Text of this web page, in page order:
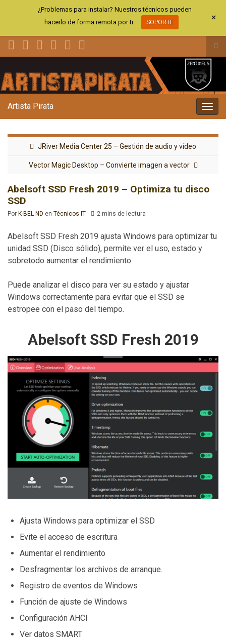
el
la
Artista Pirata
JRiver Media Center 25 – Gestión de audio y vídeo
Vector Magic Desktop – Convierte imagen a vector
Abelsoft SSD Fresh 2019 – Optimiza tu disco
SSD
Por K-BEL ND en Técnicos IT 2 mins de lectura
Abelsoft SSD Fresh 2019 ajusta Windows para optimizar tu
unidad SSD (Disco sólido), permite ver el uso, estado y
sobretodo aumentar el rendimiento.
Puede analizar el disco para ver su estado y ajustar
Windows correctamente para evitar que el SSD se
estropee con el paso del tiempo.
Abelsoft SSD Fresh 2019
Ajusta Windows para optimizar el SSD
Evite el acceso de escritura
Aumentar el rendimiento
Desfragmentar los archivos de arranque.
Registro de eventos de Windows
Función de ajuste de Windows
Configuración AHCI
Ver datos SMART
¿Problemas para instalar? Nuestros técnicos pueden
hacerlo de forma remota por ti.
SOPORTE +